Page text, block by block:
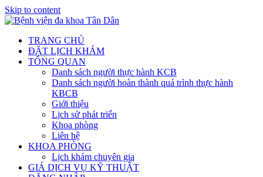
Skip to content
TRANG CHỦ
ĐẶT LỊCH KHÁM
TỔNG QUAN
Danh sách người thực hành KCB
Danh sách người hoàn thành quá trình thực hành
KBCB
Giới thiệu
Lịch sử phát triển
Khoa phòng
Liên hệ
KHOA PHÒNG
Lịch khám chuyên gia
GIÁ DỊCH VỤ KỸ THUẬT